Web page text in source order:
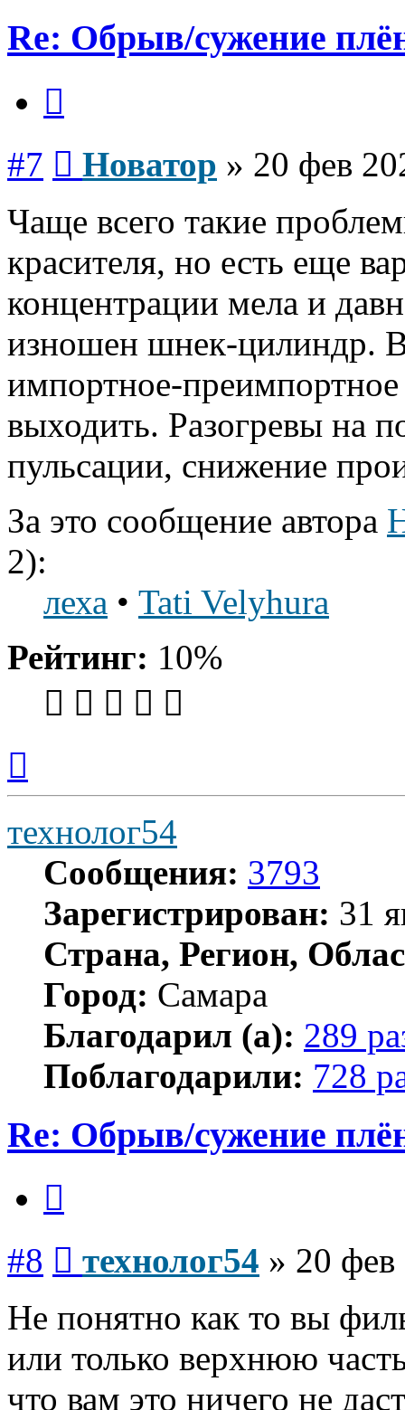
Re: Обрыв/сужение
#7 Новатор » 20 фев
Чаще всего такие
красителя, но есть еще
концентрации мела и
изношен шнек-цилиндр.
импортное-преимпортное
выходить. Разогревы на
пульсации, снижение
За это сообщение автора
2):
леха • Tati Velyhura
Рейтинг: 10%
началу
технолог54
Сообщения: 3793
Зарегистрирован: 31
Страна, Регион,
Город: Самара
Благодарил (а): 289
Поблагодарили: 728
Re: Обрыв/сужение
#8 технолог54 » 20
Не понятно как то вы
или только верхнюю
что вам это ничего не